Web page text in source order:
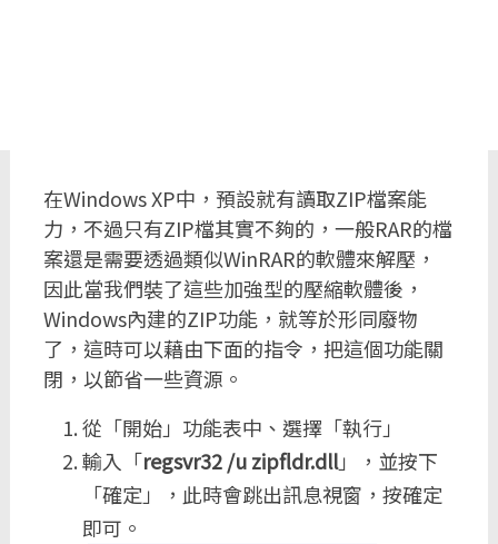
在Windows XP中，預設就有讀取ZIP檔案能
力，不過只有ZIP檔其實不夠的，一般RAR的檔
案還是需要透過類似WinRAR的軟體來解壓，
因此當我們裝了這些加強型的壓縮軟體後，
Windows內建的ZIP功能，就等於形同廢物
了，這時可以藉由下面的指令，把這個功能關
閉，以節省一些資源。
從「開始」功能表中、選擇「執行」
輸入「regsvr32 /u zipfldr.dll」，並按下
「確定」，此時會跳出訊息視窗，按確定
即可。